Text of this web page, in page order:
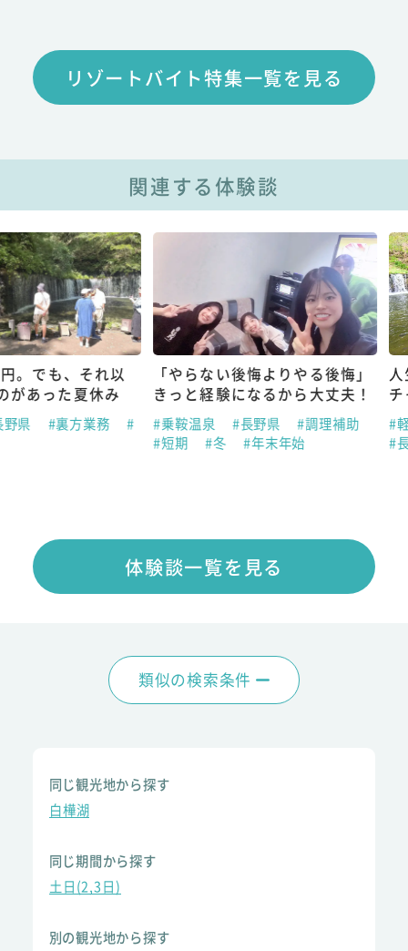
リゾートバイト特集一覧を見る
関連する体験談
それ以
夏休み
方業務 #
「やらない後悔よりやる後悔」
きっと経験になるから大丈夫！
#乗鞍温泉 #長野県
#調理補助
#冬 #年末年始
人生一度
チャレン
#軽井沢
#
#春
体験談一覧を見る
類似の検索条件
同じ観光地から探す
白樺湖
同じ期間から探す
土日(2,3日)
別の観光地から探す